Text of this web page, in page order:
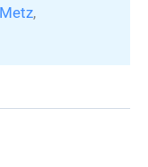
Metz,